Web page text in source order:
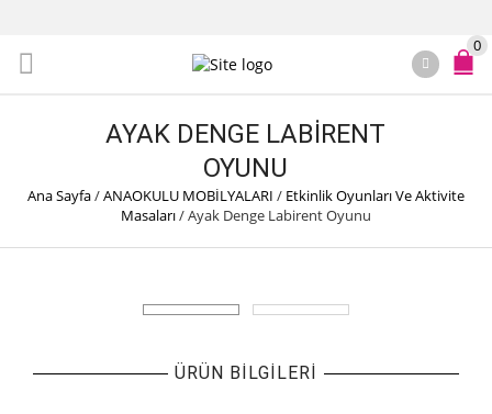
0
AYAK DENGE LABIRENT
OYUNU
Ana Sayfa/ANAOKULU MOBİLYALARI / Etkinlik Oyunları Ve Aktivite
Masaları/Ayak Denge Labirent Oyunu
ÜRÜN BILGILERI